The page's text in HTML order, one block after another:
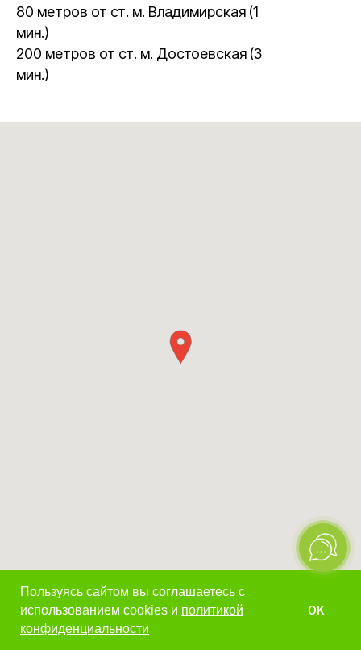
Пользуясь сайтом вы соглашаетесь с
использованием сookies и политикой
конфиденциальности
OK
80 метров от ст. м. Владимирская (1
мин.)
200 метров от ст. м. Достоевская (3
мин.)